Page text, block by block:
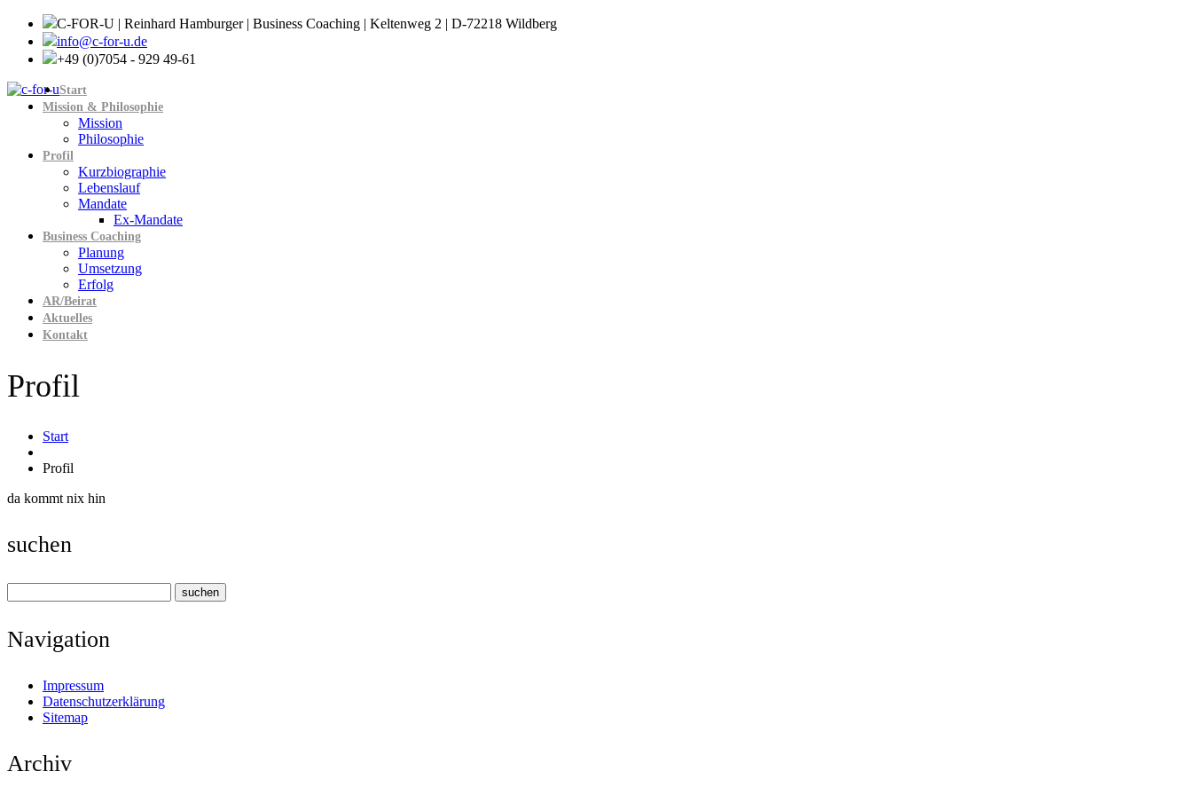
C-FOR-U | Reinhard Hamburger | Business Coaching | Keltenweg 2 | D-72218 Wildberg
info@c-for-u.de
+49 (0)7054 - 929 49-61
Start
Mission & Philosophie
Mission
Philosophie
Profil
Kurzbiographie
Lebenslauf
Mandate
Ex-Mandate
Business Coaching
Planung
Umsetzung
Erfolg
AR/Beirat
Aktuelles
Kontakt
Profil
Start
Profil
da kommt nix hin
suchen
Navigation
Impressum
Datenschutzerklärung
Sitemap
Archiv